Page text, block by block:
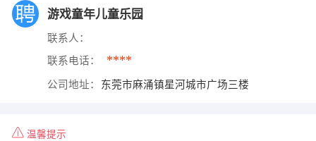
游戏童年儿童乐园
联系人：
联系电话： ****
公司地址： 东莞市麻涌镇星河城市广场三楼
温馨提示